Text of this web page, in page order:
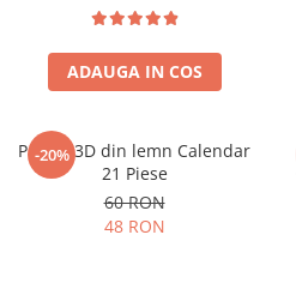
ADAUGA IN COS
-20%
Puzzle 3D din lemn Calendar
21 Piese
60 RON
48 RON